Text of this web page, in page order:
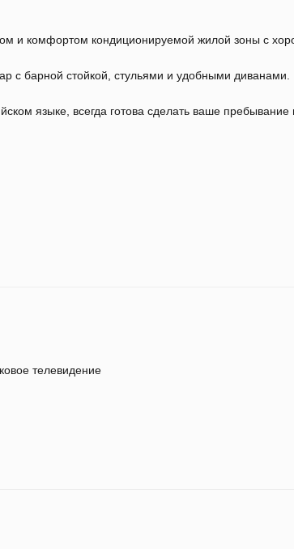
и комфортом кондиционируемой жилой зоны с
с барной стойкой, стульями и удобными диванами.
языке, всегда готова сделать ваше пребывание
телевидение